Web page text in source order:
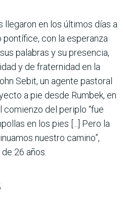
llegaron en los últimos días a
pontífice, con la esperanza
palabras y su presencia,
y de fraternidad en la
Sebit, un agente pastoral
a pie desde Rumbek, en
del periplo “fue
en los pies [...] Pero la
nuestro camino”,
26 años.